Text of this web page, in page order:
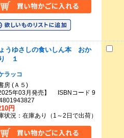
うゆさしの食いしん本 おか
１
ラッコ
房 (Ａ５)
2025年03月発売】 ISBNコード 9
円
状況：在庫あり（1～2日で出荷）